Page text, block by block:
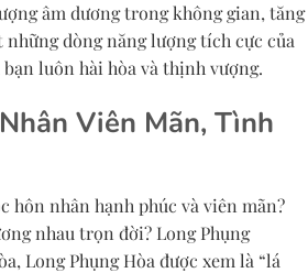
âm dương trong không gian, tăng
dòng năng lượng tích cực của
luôn hài hòa và thịnh vượng.
Viên Mãn, Tình
hôn nhân hạnh phúc và viên mãn?
nhau trọn đời? Long Phụng
Long Phụng Hòa được xem là “lá